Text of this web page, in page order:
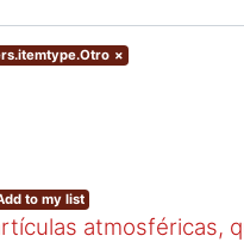
×
to my list
atmosféricas,